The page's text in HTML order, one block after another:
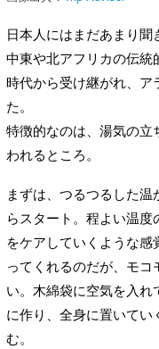
日本人にはまだあまり聞
中東や北アフリカの伝統
時代から受け継がれ、ア
た。
特徴的なのは、湯気の
われるところ。
まずは、つるつるした
らスタート。程よい温
をケアしていくような
ってくれるのだが、モ
い。木綿袋に空気を入
に作り、全身に置いて
む。